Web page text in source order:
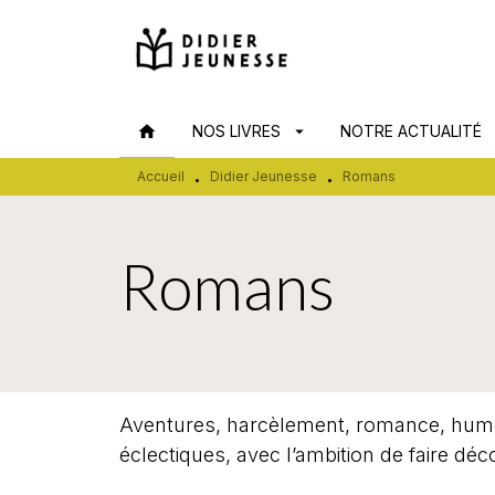
MENU RECHERCHE
home NOS LIVRES arrow_drop_down NOTRE ACTUALITÉ
Accueil • Didier Jeunesse • Romans
Romans
Aventures, harcèlement, romance,
éclectiques, avec l’ambition de faire